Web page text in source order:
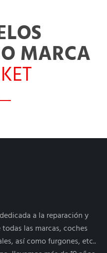
MARCA
a la reparación y
las marcas, coches
así como furgones, etc..